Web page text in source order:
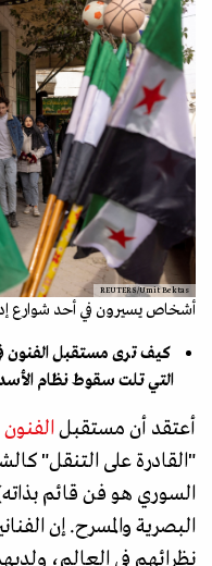
REUTERS/Umit Bektas
أشخاص يسيرون في أحد شوارع
كيف ترى مستقبل الفنون
التي تلت سقوط نظام
أعتقد أن مستقبل
"القادرة على التنقل"
السوري هو فن قائم
البصرية والمسرح. إن
نظرائهم في العالم،